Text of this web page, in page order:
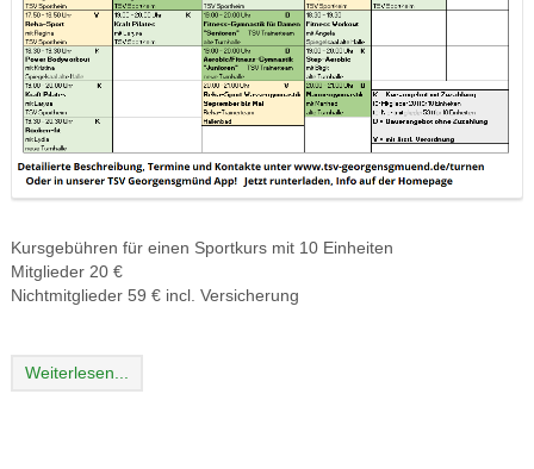
Kursgebühren für einen Sportkurs mit 10 Einheiten
Mitglieder 20 €
Nichtmitglieder 59 € incl. Versicherung
Weiterlesen...